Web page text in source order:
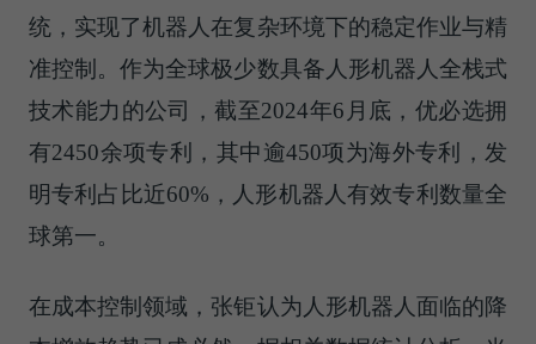
统，实现了机器人在复杂环境下的稳定作业与精
准控制。作为全球极少数具备人形机器人全栈式
技术能力的公司，截至2024年6月底，优必选拥
有2450余项专利，其中逾450项为海外专利，发
明专利占比近60%，人形机器人有效专利数量全
球第一。
在成本控制领域，张钜认为人形机器人面临的降